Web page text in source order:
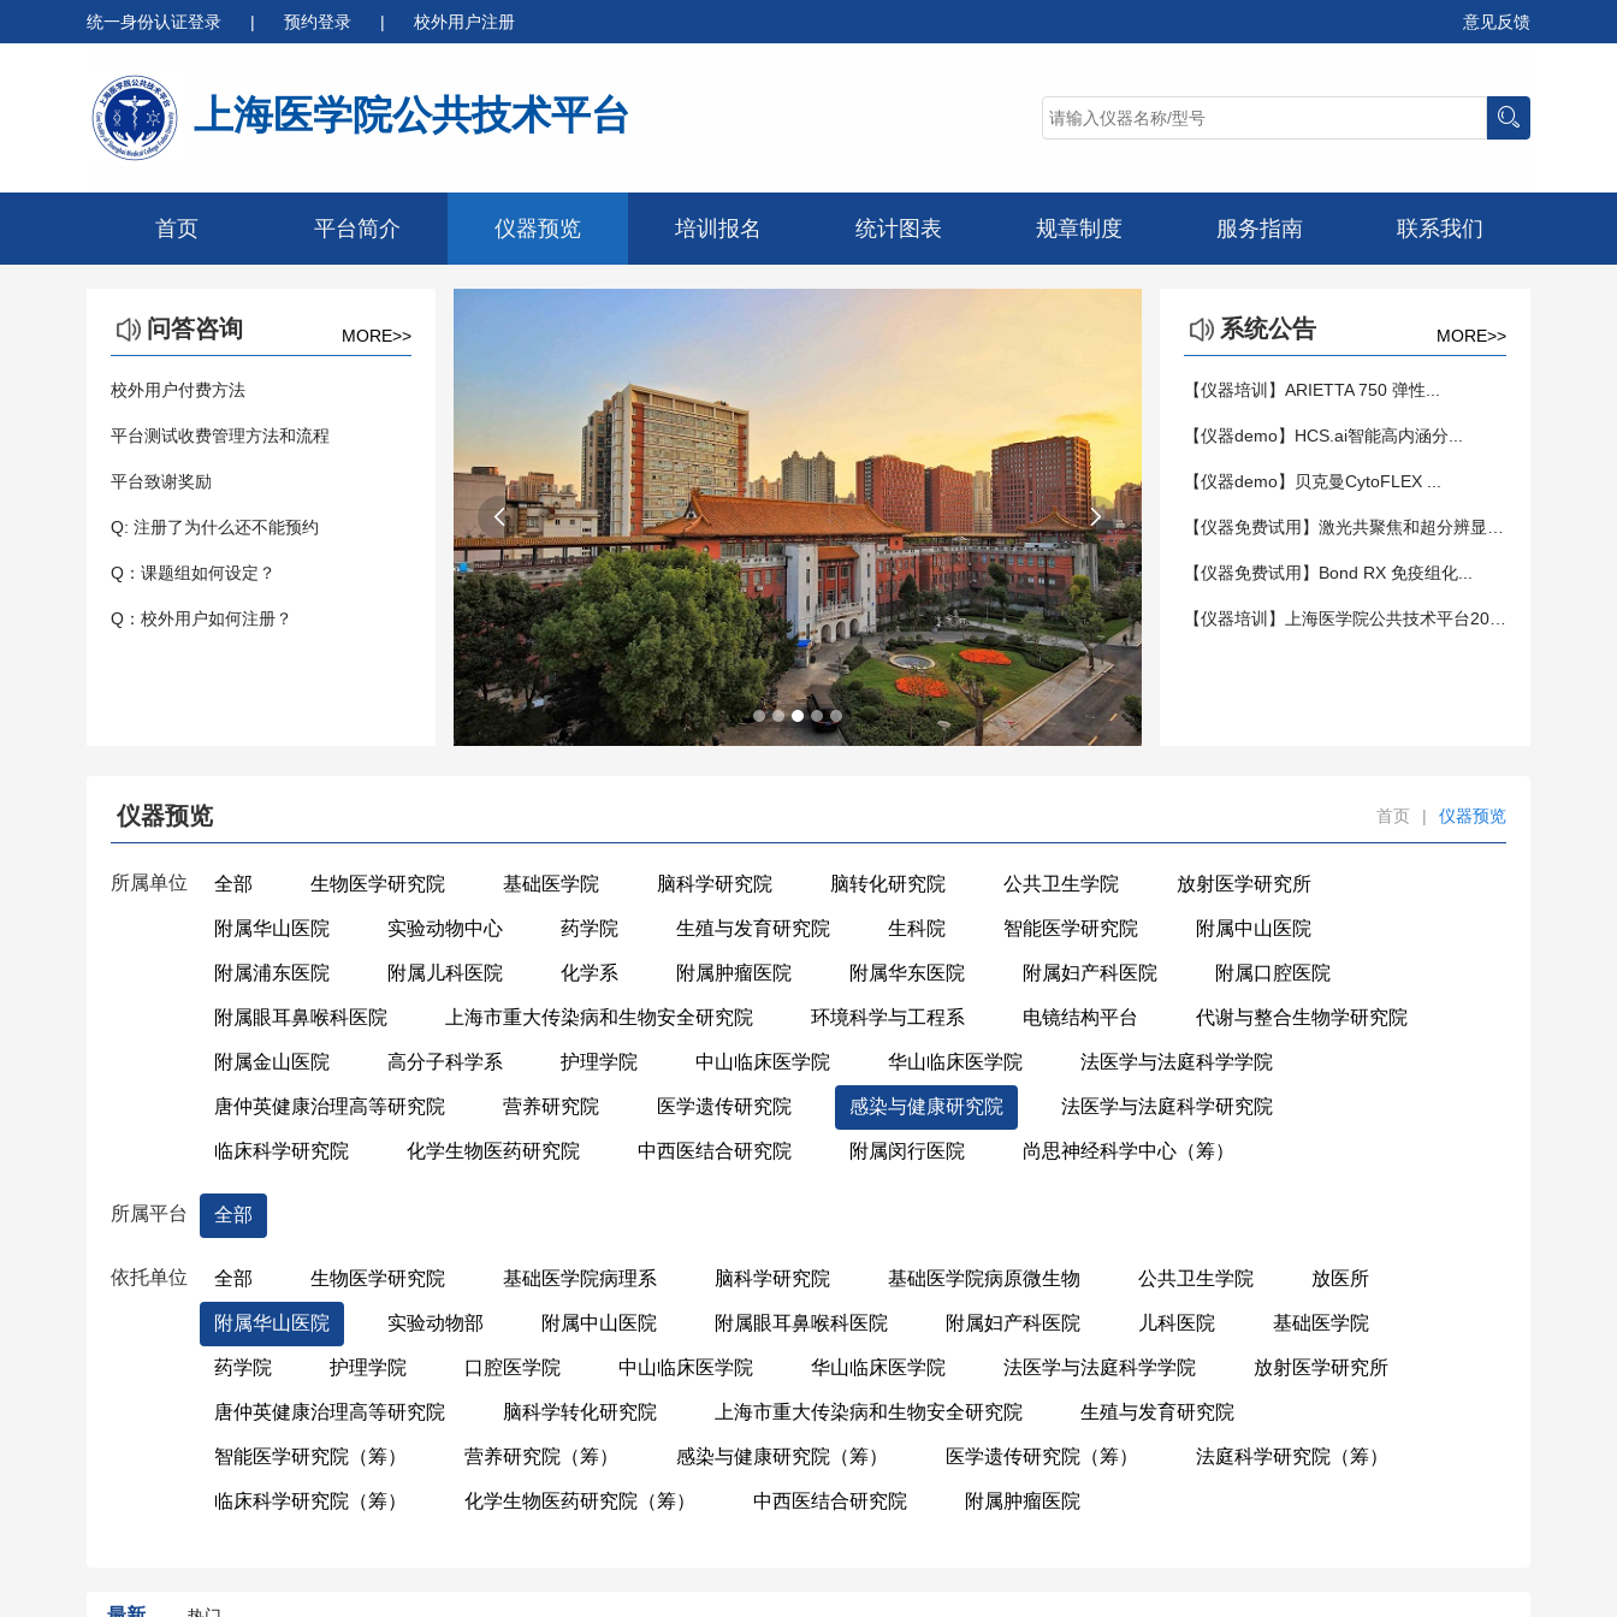
统一身份认证登录 | 预约登录 | 校外用户注册 意见反馈
上海医学院公共技术平台
首页 平台简介 仪器预览 培训报名 统计图表 规章制度 服务指南 联系我们
问答咨询 MORE>>
校外用户付费方法
平台测试收费管理方法和流程
平台致谢奖励
Q: 注册了为什么还不能预约
Q：课题组如何设定？
Q：校外用户如何注册？
 
系统公告 MORE>>
【仪器培训】ARIETTA 750 弹性...
【仪器demo】HCS.ai智能高内涵分...
【仪器demo】贝克曼CytoFLEX ...
【仪器免费试用】Bond RX 免疫组化...
仪器预览 首页 | 仪器预览
所属单位 全部 生物医学研究院 基础医学院 脑科学研究院 脑转化研究院 公共卫生学院 放射医学研究所
附属华山医院 实验动物中心 药学院 生殖与发育研究院 生科院 智能医学研究院 附属中山医院
附属浦东医院 附属儿科医院 化学系 附属肿瘤医院 附属华东医院 附属妇产科医院 附属口腔医院
附属眼耳鼻喉科医院 上海市重大传染病和生物安全研究院 环境科学与工程系 电镜结构平台 代谢与整合生物学研究院
附属金山医院 高分子科学系 护理学院 中山临床医学院 华山临床医学院 法医学与法庭科学学院
唐仲英健康治理高等研究院 营养研究院 医学遗传研究院 感染与健康研究院 法医学与法庭科学研究院
临床科学研究院 化学生物医药研究院 中西医结合研究院 附属闵行医院 尚思神经科学中心（筹）
所属平台 全部
依托单位 全部 生物医学研究院 基础医学院病理系 脑科学研究院 基础医学院病原微生物 公共卫生学院 放医所
附属华山医院 实验动物部 附属中山医院 附属眼耳鼻喉科医院 附属妇产科医院 儿科医院 基础医学院
药学院 护理学院 口腔医学院 中山临床医学院 华山临床医学院 法医学与法庭科学学院 放射医学研究所
唐仲英健康治理高等研究院 脑科学转化研究院 上海市重大传染病和生物安全研究院 生殖与发育研究院
智能医学研究院（筹） 营养研究院（筹） 感染与健康研究院（筹） 医学遗传研究院（筹） 法庭科学研究院（筹）
临床科学研究院（筹） 化学生物医药研究院（筹） 中西医结合研究院 附属肿瘤医院